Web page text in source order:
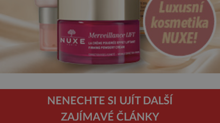
NENECHTE SI UJÍT DALŠÍ
ZAJÍMAVÉ ČLÁNKY